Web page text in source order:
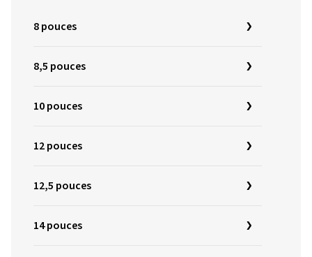
8 pouces
8,5 pouces
10 pouces
12 pouces
12,5 pouces
14 pouces